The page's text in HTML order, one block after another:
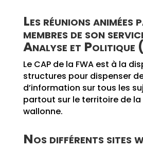
Les réunions animées
membres de son
Analyse et Politique
Le CAP de la FWA est à la
structures pour dispenser
d’information sur tous les
partout sur le territoire de la
wallonne.
Nos différents sites